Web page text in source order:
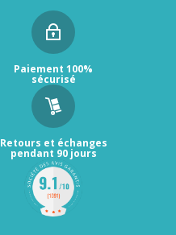
Paiement 100%
sécurisé
Retours et échanges
pendant 90 jours